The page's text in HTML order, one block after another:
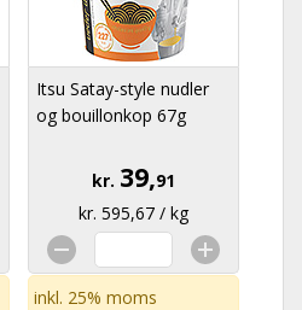
Itsu Satay-style nudler
og bouillonkop 67g
kr. 39,91
kr. 595,67 / kg
inkl. 25% moms